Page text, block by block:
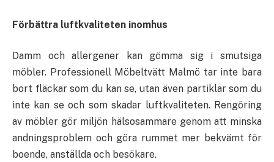
Förbättra luftkvaliteten inomhus
Damm och allergener kan gömma sig i smutsiga
möbler. Professionell Möbeltvätt Malmö tar inte bara
bort fläckar som du kan se, utan även partiklar som du
inte kan se och som skadar luftkvaliteten. Rengöring
av möbler gör miljön hälsosammare genom att minska
andningsproblem och göra rummet mer bekvämt för
boende, anställda och besökare.